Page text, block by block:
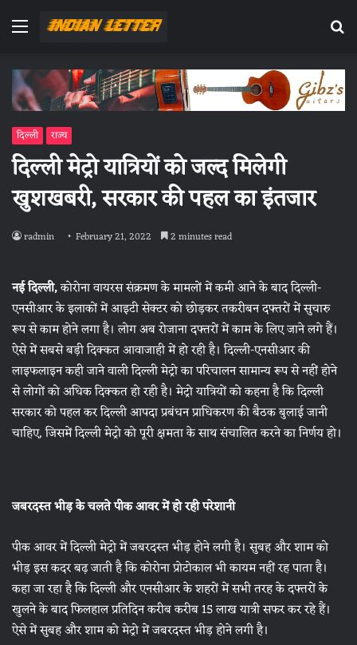
Menu
दिल्ली राज्य
दिल्ली मेट्रो यात्रियों को जल्द मिलेगी
खुशखबरी, सरकार की पहल का इंतजार
radmin February 21, 2022 2 minutes read
नई दिल्ली,कोरोना वायरस संक्रमण के मामलों में कमी आने के बाद दिल्ली-
एनसीआर के इलाकों में आइटी सेक्टर को छोड़कर तकरीबन दफ्तरों में सुचारु
रूप से काम होने लगा है। लोग अब रोजाना दफ्तरों में काम के लिए जाने लगे हैं।
ऐसे में सबसे बड़ी दिक्कत आवाजाही में हो रही है। दिल्ली-एनसीआर की
लाइफलाइन कही जाने वाली दिल्ली मेट्रो का परिचालन सामान्य रूप से नहीं होने
से लोगों को अधिक दिक्कत हो रही है। मेट्रो यात्रियों को कहना है कि दिल्ली
सरकार को पहल कर दिल्ली आपदा प्रबंधन प्राधिकरण की बैठक बुलाई जानी
चाहिए, जिसमें दिल्ली मेट्रो को पूरी क्षमता के साथ संचालित करने का निर्णय हो।
जबरदस्त भीड़ के चलते पीक आवर में हो रही परेशानी
पीक आवर में दिल्ली मेट्रो में जबरदस्त भीड़ होने लगी है। सुबह और शाम को
भीड़ इस कदर बढ़ जाती है कि कोरोना प्रोटोकाल भी कायम नहीं रह पाता है।
कहा जा रहा है कि दिल्ली और एनसीआर के शहरों में सभी तरह के दफ्तरों के
खुलने के बाद फिलहाल प्रतिदिन करीब करीब 15 लाख यात्री सफर कर रहे हैं।
ऐसे में सुबह और शाम को मेट्रो में जबरदस्त भीड़ होने लगी है।